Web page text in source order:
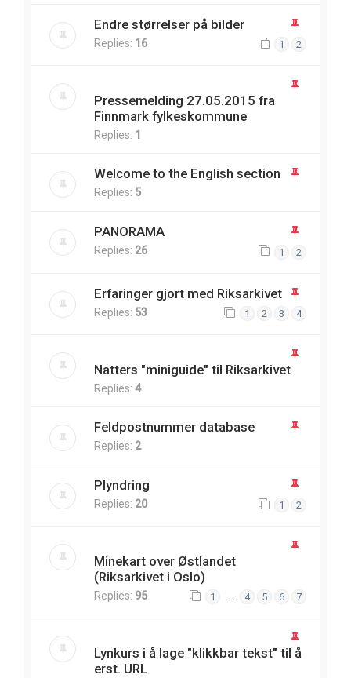
Endre størrelser på bilder
Replies: 16 1 2
Pressemelding 27.05.2015 fra
Finnmark fylkeskommune
Replies: 1
Welcome to the English section
Replies: 5
PANORAMA
Replies: 26 1 2
Erfaringer gjort med Riksarkivet
Replies: 53 1 2 3 4
Natters "miniguide" til Riksarkivet
Replies: 4
Feldpostnummer database
Replies: 2
Plyndring
Replies: 20 1 2
Minekart over Østlandet
(Riksarkivet i Oslo)
Replies: 95 1 4 5 6 7
Lynkurs i å lage "klikkbar tekst" til å
erst. URL